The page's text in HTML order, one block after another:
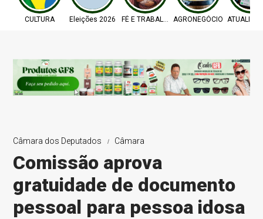
CULTURA Eleições 2026 FÉ E TRABALHOAGRONEGÓCIO
Câmara dos Deputados Câmara
Comissão aprova
gratuidade de documento
pessoal para pessoa idosa